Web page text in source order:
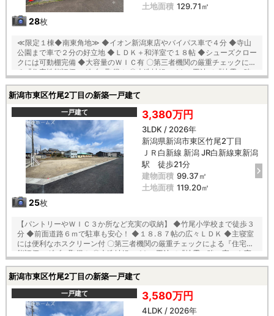
28枚
土地面積 129.71㎡
≪限定１棟◆南東角地≫ ◆イオン新潟東店やバイパス車で４分 ◆寺山
公園まで車で２分の好立地 ◆ＬＤＫ＋和洋室で１８帖 ◆シューズクロー
クには可動棚完備 ◆大容量のＷＩＣ有 〇第三者機関の厳重チェックによ
る『住宅性能評価』ダブル取得！ 〇木造軸組×パネル工法で『地震に強
盤は安心の２０年保証！ 〇建物は安心の１０年保証（最大３５年まで延
長可※条件有） 〇雨で汚れを落とす機能付き『外壁サイディング』 〇夏
は強い日差しをカット、冬は暖か『全窓複層ガラス・樹脂アングルサッ
シ』 【教育】 大形小学校 徒歩１４分 大形中学校 徒歩２９分
新潟市東区竹尾2丁目の新築一戸建て
一戸建て
25枚
3,380万円
3LDK / 2026年
新潟県新潟市東区竹尾2丁目
ＪＲ白新線 新潟 JR白新線東新潟
駅 徒歩21分
建物面積 99.37㎡
土地面積 119.20㎡
【パントリーやＷＩＣ３か所など充実の収納】 ◆竹尾小学校まで徒歩３
分 ◆前面道路６ｍで駐車も安心！ ◆１８.８７帖の広々ＬＤＫ ◆主寝室
には便利なホスクリーン付 〇第三者機関の厳重チェックによる『住宅性
能評価』ダブル取得！ 〇木造軸組×パネル工法で『地震に強い家』を実
２０年保証！ 〇建物は安心の１０年保証（最大３５年まで延長可※条件
有） 〇雨で汚れを落とす機能付き『外壁サイディング』 〇夏は強い日差
しをカット、冬は暖か『全窓複層ガラス・樹脂アングルサッシ』 【教
育】 竹尾小学校 徒歩３分 木戸中学校 徒歩２３分
新潟市東区竹尾2丁目の新築一戸建て
一戸建て 3,580万円
4LDK / 2026年